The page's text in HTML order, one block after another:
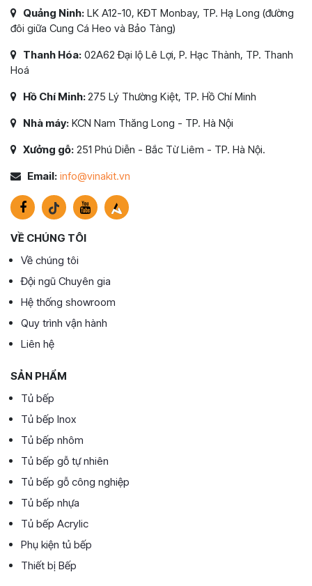
Quảng Ninh: LK A12-10, KĐT Monbay, TP. Hạ Long (đường
đôi giữa Cung Cá Heo và Bảo Tàng)
Thanh Hóa: 02A62 Đại lộ Lê Lợi, P. Hạc Thành, TP. Thanh
Hoá
Hồ Chí Minh:275 Lý Thường Kiệt, TP. Hồ Chí Minh
Nhà máy: KCN Nam Thăng Long - TP. Hà Nội
Xưởng gỗ: 251 Phú Diễn - Bắc Từ Liêm - TP. Hà Nội.
Email: info@vinakit.vn
VỀ CHÚNG TÔI
Về chúng tôi
Đội ngũ Chuyên gia
Hệ thống showroom
Quy trình vận hành
Liên hệ
SẢN PHẨM
Tủ bếp
Tủ bếp Inox
Tủ bếp nhôm
Tủ bếp gỗ tự nhiên
Tủ bếp gỗ công nghiệp
Tủ bếp nhựa
Tủ bếp Acrylic
Phụ kiện tủ bếp
Thiết bị Bếp